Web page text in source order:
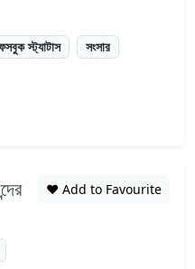
স্ট্যাটাস
সংসার
❤️ Add to Favourite